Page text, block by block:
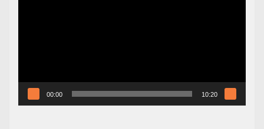
00:00 10:20